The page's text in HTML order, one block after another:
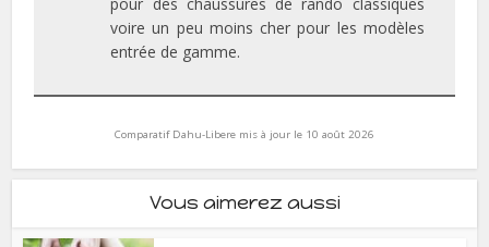
pour des chaussures de rando classiques
voire un peu moins cher pour les modèles
entrée de gamme.
Comparatif Dahu-Libere mis à jour le 10 août 2026
Vous aimerez aussi